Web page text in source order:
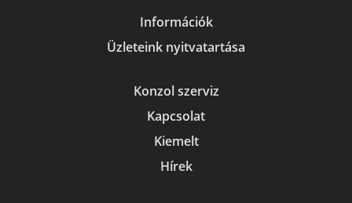
Információk
Üzleteink nyitvatartása
Konzol szerviz
Kapcsolat
Kiemelt
Hírek